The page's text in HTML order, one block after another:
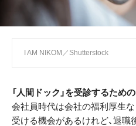
I AM NIKOM／Shutterstock
「人間ドック」を受診するため
会社員時代は会社の福利厚生
受ける機会があるけれど、退